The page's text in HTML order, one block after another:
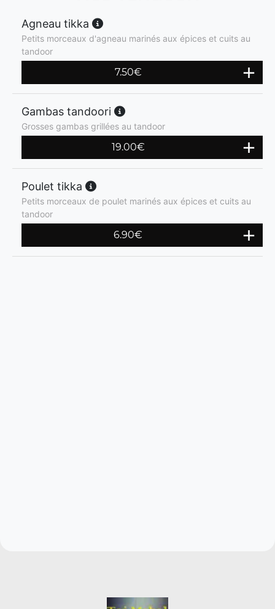
Agneau tikka
Petits morceaux d'agneau marinés aux épices et cuits au
tandoor
7.50€
Gambas tandoori
Grosses gambas grillées au tandoor
19.00€
Poulet tikka
Petits morceaux de poulet marinés aux épices et cuits au
tandoor
6.90€